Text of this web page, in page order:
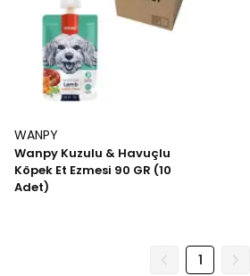
WANPY
Wanpy Kuzulu & Havuçlu
Köpek Et Ezmesi 90 GR (10
Adet)
1